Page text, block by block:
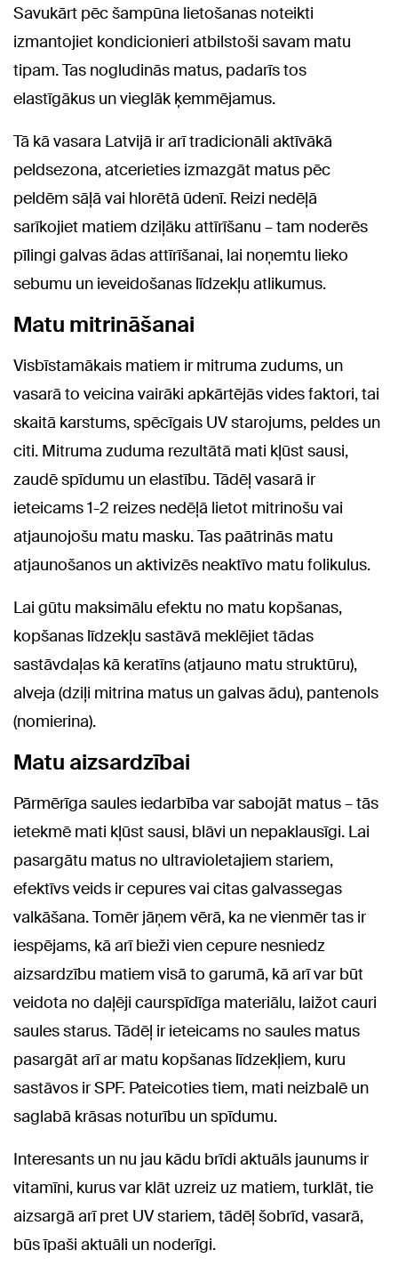
Savukārt pēc šampūna lietošanas noteikti
izmantojiet kondicionieri atbilstoši savam matu
tipam. Tas nogludinās matus, padarīs tos
elastīgākus un vieglāk ķemmējamus.
Tā kā vasara Latvijā ir arī tradicionāli aktīvākā
peldsezona, atcerieties izmazgāt matus pēc
peldēm sāļā vai hlorētā ūdenī. Reizi nedēļā
sarīkojiet matiem dziļāku attīrīšanu – tam noderēs
pīlingi galvas ādas attīrīšanai, lai noņemtu lieko
sebumu un ieveidošanas līdzekļu atlikumus.
Matu mitrināšanai
Visbīstamākais matiem ir mitruma zudums, un
vasarā to veicina vairāki apkārtējās vides faktori, tai
skaitā karstums, spēcīgais UV starojums, peldes un
citi. Mitruma zuduma rezultātā mati kļūst sausi,
zaudē spīdumu un elastību. Tādēļ vasarā ir
ieteicams 1-2 reizes nedēļā lietot mitrinošu vai
atjaunojošu matu masku. Tas paātrinās matu
atjaunošanos un aktivizēs neaktīvo matu folikulus.
Lai gūtu maksimālu efektu no matu kopšanas,
kopšanas līdzekļu sastāvā meklējiet tādas
sastāvdaļas kā keratīns (atjauno matu struktūru),
alveja (dziļi mitrina matus un galvas ādu), pantenols
(nomierina).
Matu aizsardzībai
Pārmērīga saules iedarbība var sabojāt matus – tās
ietekmē mati kļūst sausi, blāvi un nepaklausīgi. Lai
pasargātu matus no ultravioletajiem stariem,
efektīvs veids ir cepures vai citas galvassegas
valkāšana. Tomēr jāņem vērā, ka ne vienmēr tas ir
iespējams, kā arī bieži vien cepure nesniedz
aizsardzību matiem visā to garumā, kā arī var būt
veidota no daļēji caurspīdīga materiālu, laižot cauri
saules starus. Tādēļ ir ieteicams no saules matus
pasargāt arī ar matu kopšanas līdzekļiem, kuru
sastāvos ir SPF. Pateicoties tiem, mati neizbalē un
saglabā krāsas noturību un spīdumu.
Interesants un nu jau kādu brīdi aktuāls jaunums ir
vitamīni, kurus var klāt uzreiz uz matiem, turklāt, tie
aizsargā arī pret UV stariem, tādēļ šobrīd, vasarā,
būs īpaši aktuāli un noderīgi.